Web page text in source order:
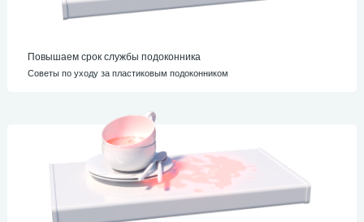
Повышаем срок службы подоконника
Советы по уходу за пластиковым подоконником